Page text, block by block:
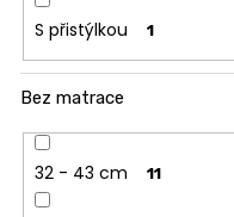
S přistýlkou 1
Bez matrace
32 - 43 cm 11